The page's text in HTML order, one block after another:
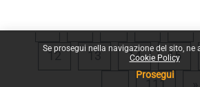
Se prosegui nella navigazione del sito, ne
Cookie Policy
Prosegui
« 1 … 8 9
12Pagina 12
13Pagina 13
14Pagina 14
15
111